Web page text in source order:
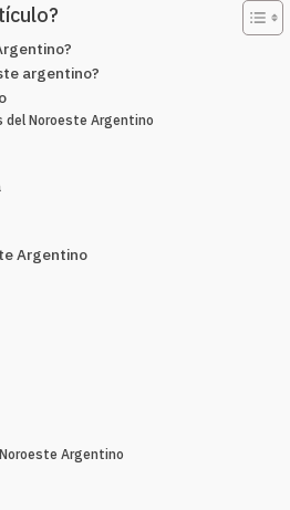
argentino?
del Noroeste Argentino
Argentino
Argentino